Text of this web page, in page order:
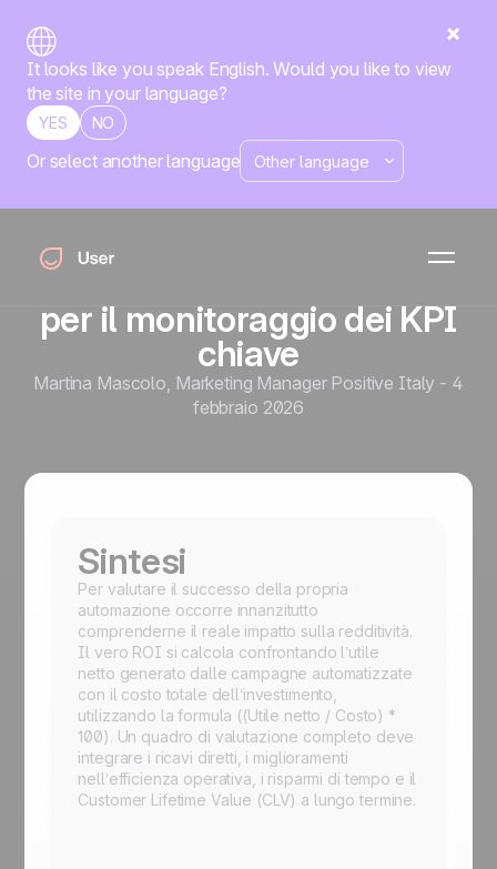
It looks like you speak English. Would you like to view
the site in your language?
YES NO
Or select another language
Marketing Automation
Misurare il vero ROI della
Marketing Automation:
sviluppo di un framework
per il monitoraggio dei KPI
chiave
Martina Mascolo, Marketing Manager Positive Italy - 4
febbraio 2026
Sintesi
Per valutare il successo della propria
automazione occorre innanzitutto
comprenderne il reale impatto sulla redditività.
Il vero ROI si calcola confrontando l’utile
netto generato dalle campagne automatizzate
con il costo totale dell’investimento,
utilizzando la formula ((Utile netto / Costo) *
100). Un quadro di valutazione completo deve
integrare i ricavi diretti, i miglioramenti
nell’efficienza operativa, i risparmi di tempo e il
Customer Lifetime Value (CLV) a lungo termine.